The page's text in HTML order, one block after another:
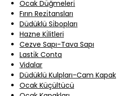
Ocak Düğmeleri̇
Fırın Rezi̇tansları
Düdüklü Si̇bopları
Hazne Ki̇litleri
Cezve Sapı-Tava Sapı
Lasti̇k Conta
Vidalar
Düdüklü Kulpları-Cam Kapak
Ocak Küçültücü